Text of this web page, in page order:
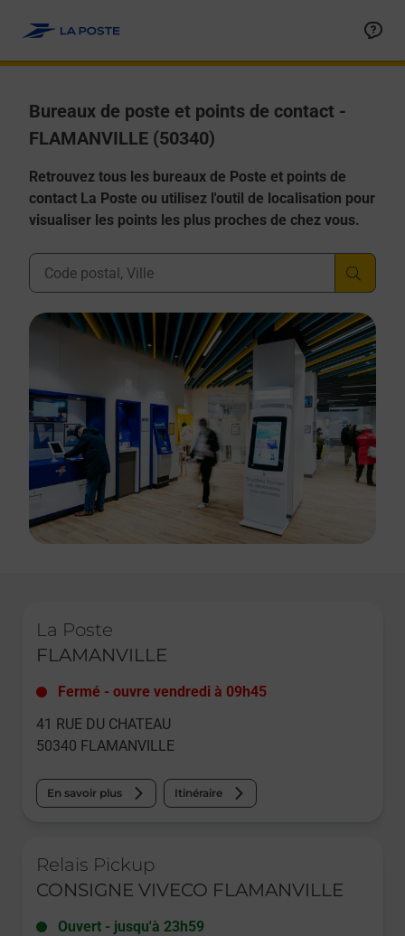
Bureaux de poste et points de contact -
FLAMANVILLE (50340)
Retrouvez tous les bureaux de Poste et points de
contact La Poste ou utilisez l'outil de localisation pour
visualiser les points les plus proches de chez vous.
Ville, Département, Code Postal
La Poste
FLAMANVILLE
Fermé - ouvre vendredi à 09h45
41 RUE DU CHATEAU
50340 FLAMANVILLE
En savoir plus Itinéraire
Relais Pickup
CONSIGNE VIVECO FLAMANVILLE
Ouvert - jusqu'à 23h59